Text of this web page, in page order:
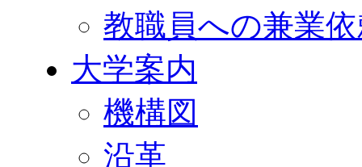
教職員への兼業
大学案内
機構図
沿革